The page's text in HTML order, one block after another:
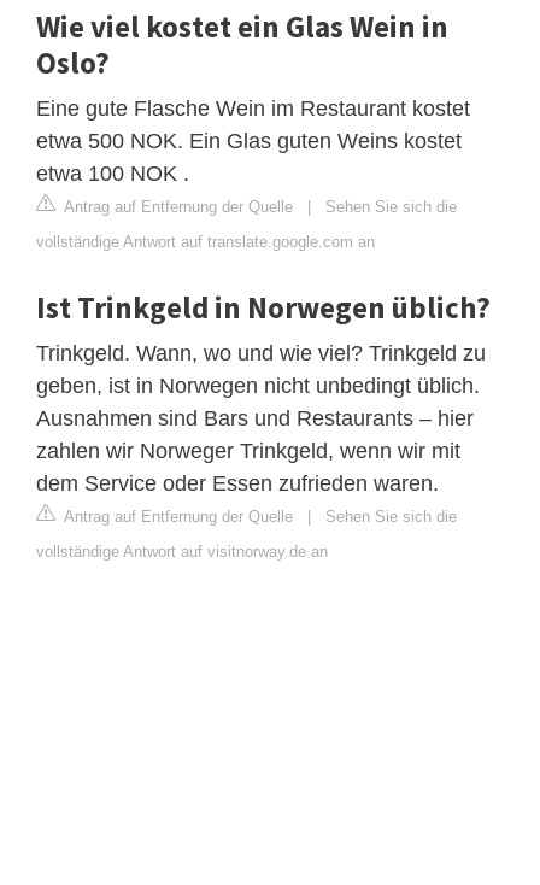
Wie viel kostet ein Glas Wein in
Oslo?
Eine gute Flasche Wein im Restaurant kostet
etwa 500 NOK. Ein Glas guten Weins kostet
etwa 100 NOK .
Antrag auf Entfernung der Quelle | Sehen Sie sich die
vollständige Antwort auf translate.google.com an
Ist Trinkgeld in Norwegen üblich?
Trinkgeld. Wann, wo und wie viel? Trinkgeld zu
geben, ist in Norwegen nicht unbedingt üblich.
Ausnahmen sind Bars und Restaurants – hier
zahlen wir Norweger Trinkgeld, wenn wir mit
dem Service oder Essen zufrieden waren.
Antrag auf Entfernung der Quelle | Sehen Sie sich die
vollständige Antwort auf visitnorway.de an